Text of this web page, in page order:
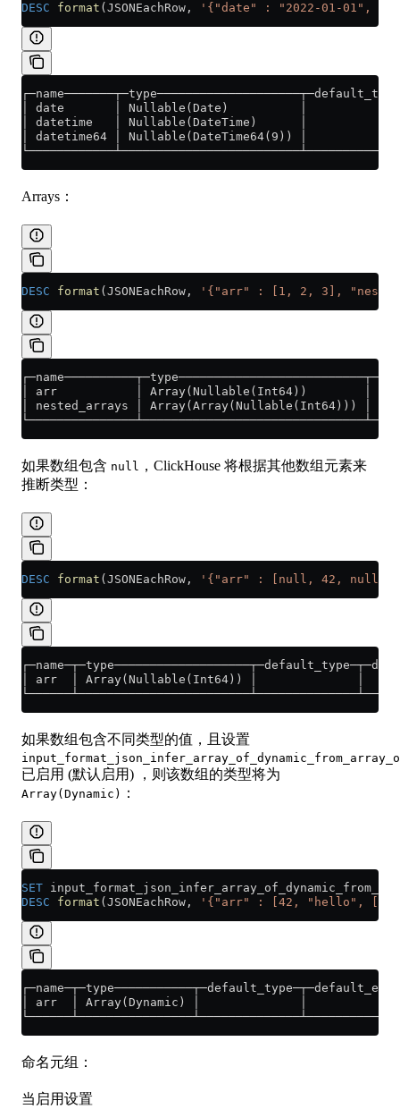
DESC format (JSONEachRow, '{"date" : "2022-01-01",
│ date       │ Nullable(Date)          │
│ datetime   │ Nullable(DateTime)      │
│ datetime64 │ Nullable(DateTime64(9))
Arrays：
DESC format (JSONEachRow, '{"arr" : [1, 2, 3],
│ arr           │ Array(Nullable(Int64))
│ nested_arrays │
如果数组包含 null ，ClickHouse 将根据其他数组元素来
推断类型：
DESC format (JSONEachRow, '{"arr" : [null, 42, null]}'
│ arr  │ Array(Nullable(Int64)) │
如果数组包含不同类型的值，且设置
已启用 (默认启用) ，则该数组的类型将为
Array(Dynamic) ：
SET
DESC format (JSONEachRow, '{"arr" : [42, "hello",
│ arr  │ Array(Dynamic) │              │
命名元组：
当启用设置